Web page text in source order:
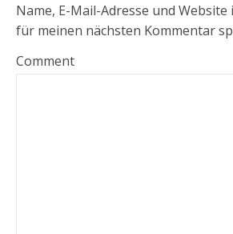
Name, E-Mail-Adresse und
für meinen nächsten Kommentar
Comment